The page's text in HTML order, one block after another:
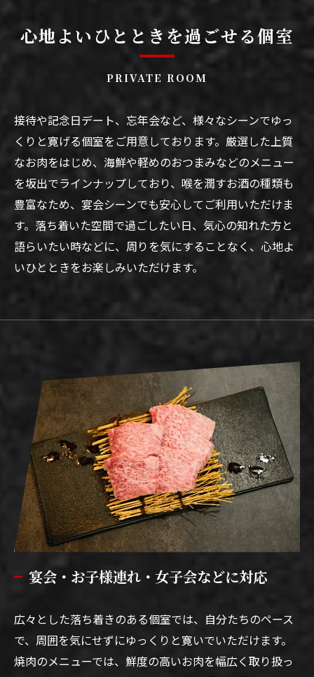
心地よいひとときを過ごせる個室
PRIVATE ROOM
接待や記念日デート、忘年会など、様々なシーンでゆっ
くりと寛げる個室をご用意しております。厳選した上質
なお肉をはじめ、海鮮や軽めのおつまみなどのメニュー
を坂出でラインナップしており、喉を潤すお酒の種類も
豊富なため、宴会シーンでも安心してご利用いただけま
す。落ち着いた空間で過ごしたい日、気心の知れた方と
語らいたい時などに、周りを気にすることなく、心地よ
いひとときをお楽しみいただけます。
宴会・お子様連れ・女子会などに対応
広々とした落ち着きのある個室では、自分たちのペース
で、周囲を気にせずにゆっくりと寛いでいただけます。
焼肉のメニューでは、鮮度の高いお肉を幅広く取り扱っ